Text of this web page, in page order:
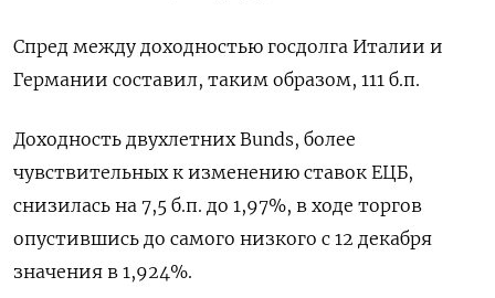
Спред между доходностью госдолга Италии и
Германии составил, таким образом, 111 б.п.
Доходность двухлетних Bunds, более
чувствительных к изменению ставок ЕЦБ,
снизилась на 7,5 б.п. до 1,97%, в ходе торгов
опустившись до самого низкого с 12 декабря
значения в 1,924%.